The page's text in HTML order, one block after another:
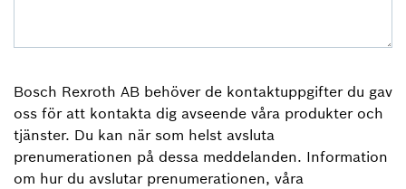
Bosch Rexroth AB behöver de kontaktuppgifter du gav
oss för att kontakta dig avseende våra produkter och
tjänster. Du kan när som helst avsluta
prenumerationen på dessa meddelanden. Information
om hur du avslutar prenumerationen, våra